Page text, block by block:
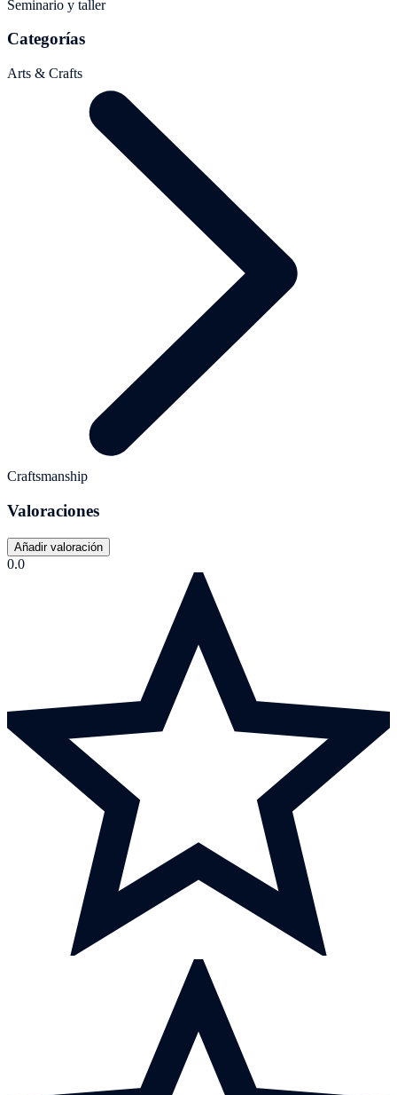
Seminario y taller
Categorías
Arts & Crafts
Craftsmanship
Valoraciones
Añadir valoración
0.0